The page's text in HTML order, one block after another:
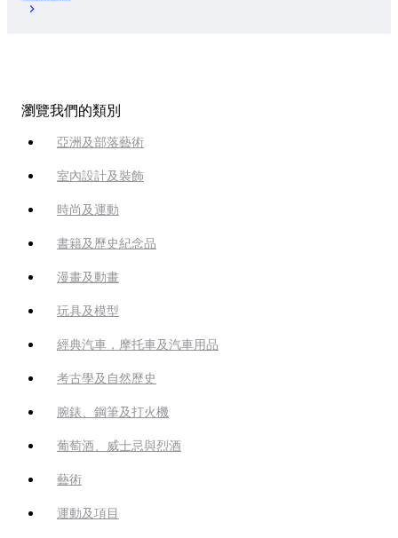
瀏覽我們的類別
亞洲及部落藝術
室內設計及裝飾
時尚及運動
書籍及歷史紀念品
漫畫及動畫
玩具及模型
經典汽車，摩托車及汽車用品
考古學及自然歷史
腕錶、鋼筆及打火機
葡萄酒、威士忌與烈酒
藝術
運動及項目